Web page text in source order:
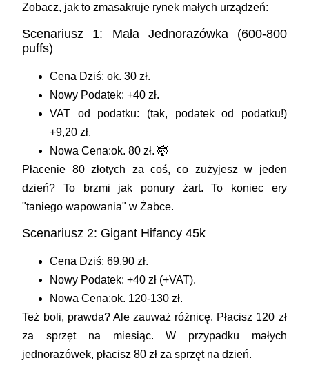
Zobacz, jak to zmasakruje rynek małych urządzeń:
Scenariusz 1: Mała Jednorazówka (600-800
puffs)
Cena Dziś: ok. 30 zł.
Nowy Podatek: +40 zł.
VAT od podatku: (tak, podatek od podatku!)
+9,20 zł.
Nowa Cena:ok. 80 zł. 🤯
Płacenie 80 złotych za coś, co zużyjesz w jeden
dzień? To brzmi jak ponury żart. To koniec ery
"taniego wapowania" w Żabce.
Scenariusz 2: Gigant Hifancy 45k
Cena Dziś: 69,90 zł.
Nowy Podatek: +40 zł (+VAT).
Nowa Cena:ok. 120-130 zł.
Też boli, prawda? Ale zauważ różnicę. Płacisz 120 zł
za sprzęt na miesiąc. W przypadku małych
jednorazówek, płacisz 80 zł za sprzęt nadzień.